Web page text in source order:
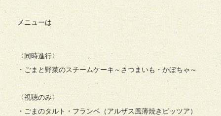
メニューは
〈同時進行〉
・ごまと野菜のスチームケーキ～さつまいも・かぼちゃ～
〈視聴のみ〉
・ごまのタルト・フランベ（アルザス風薄焼きピッツア）